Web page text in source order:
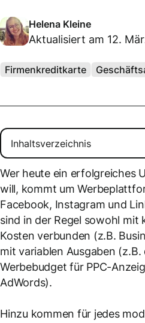
Helena Kleine
Aktualisiert am 12.
Firmenkreditkarte
Wer heute ein erfolgreiches
will, kommt um
Facebook, Instagram und
sind in der Regel sowohl
Kosten verbunden (z.B.
mit variablen Ausgaben
Werbebudget für PPC-
AdWords).
Hinzu kommen für jedes